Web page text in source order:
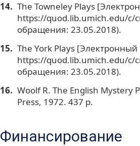
The Towneley Plays
https://quod.lib.umich.edu/c/
обращения: 23.05.2018).
The York Plays [Электронный
https://quod.lib.umich.edu/c/
обращения: 23.05.2018).
Woolf R. The English Mystery
Press, 1972. 437 p.
Финансирование